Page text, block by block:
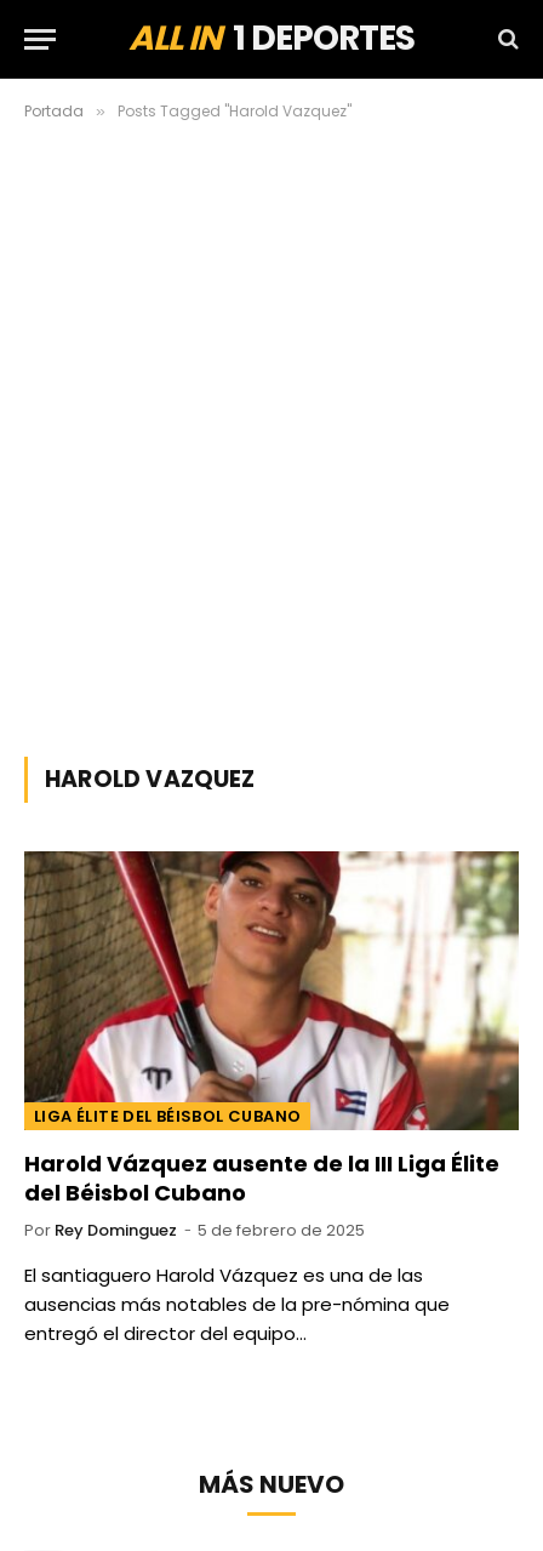
ALL IN1 DEPORTES
Portada » Posts Tagged "Harold Vazquez"
HAROLD VAZQUEZ
LIGA ÉLITE DEL BÉISBOL CUBANO
Harold Vázquez ausente de la III Liga Élite
del Béisbol Cubano
Por Rey Dominguez 5 de febrero de 2025
El santiaguero Harold Vázquez es una de las
ausencias más notables de la pre-nómina que
entregó el director del equipo…
MÁS NUEVO